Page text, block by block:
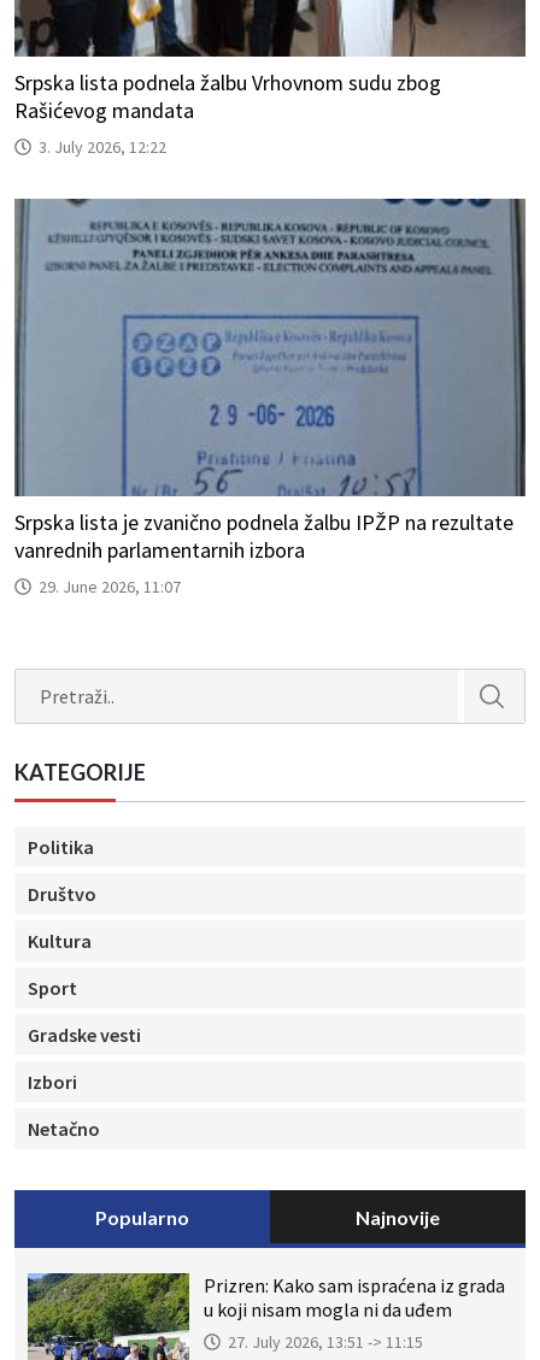
Srpska lista podnela žalbu Vrhovnom sudu zbog
Rašićevog mandata
3. July 2026, 12:22
Srpska lista je zvanično podnela žalbu IPŽP na rezultate
vanrednih parlamentarnih izbora
29. June 2026, 11:07
KATEGORIJE
Politika
Društvo
Kultura
Sport
Gradske vesti
Izbori
Netačno
Popularno Najnovije
Prizren: Kako sam ispraćena iz grada
u koji nisam mogla ni da uđem
27. July 2026, 13:51 -> 11:15